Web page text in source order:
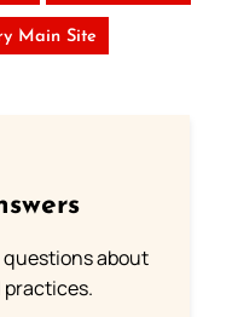
Main Site
questions about